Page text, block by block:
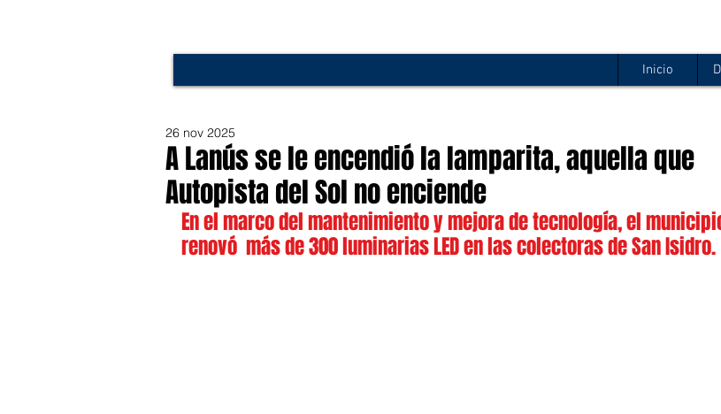
Inicio
A Lanús se le encendió la lamparita, aquella que
Autopista del Sol no enciende
26 nov 2025
En el marco del mantenimiento y mejora de tecnología, el
renovó  más de 300 luminarias LED en las colectoras de San Isidro.